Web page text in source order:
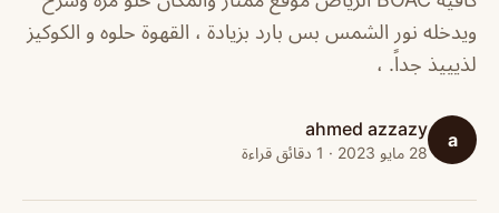
ويدخله نور الشمس بس بارد بزيادة ، القهوة حلوه و الكوكيز
لذيييذ جداً. ،
a
ahmed azzazy
28 مايو 2023 · 1 دقائق قراءة